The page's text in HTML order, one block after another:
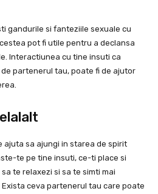
gandurile si fanteziile sexuale cu
pot fi utile pentru a declansa
Interactiunea cu tine insuti ca
partenerul tau, poate fi de ajutor
ajuta sa ajungi in starea de spirit
te pe tine insuti, ce-ti place si
te relaxezi si sa te simti mai
ceva partenerul tau care poate